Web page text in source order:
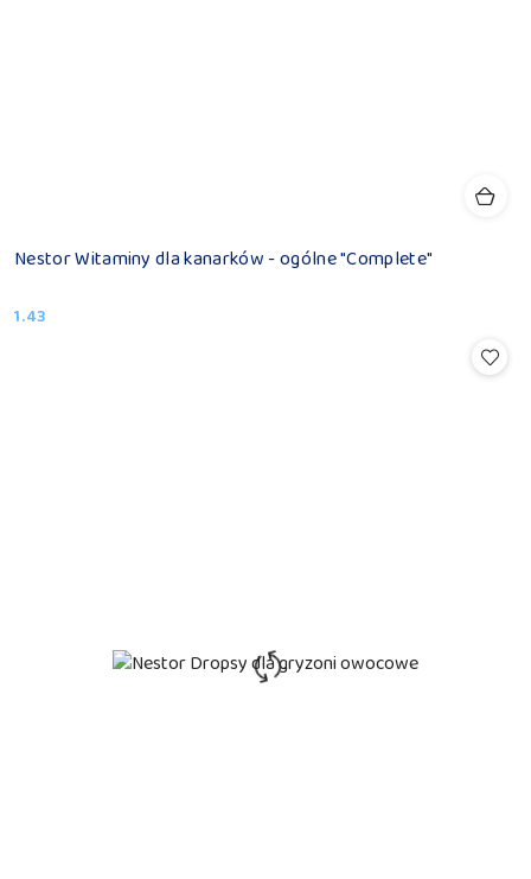
Nestor Witaminy dla kanarków - ogólne "Complete"
Cena:
1.43